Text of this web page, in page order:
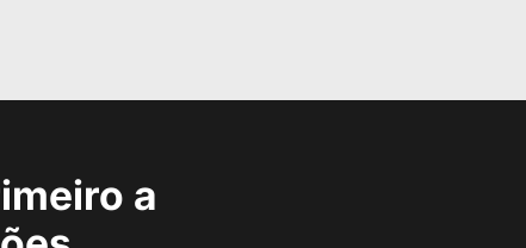
a